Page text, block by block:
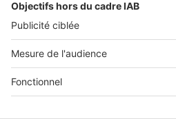
Connexion à My SeLoger Pro
Espace Presse